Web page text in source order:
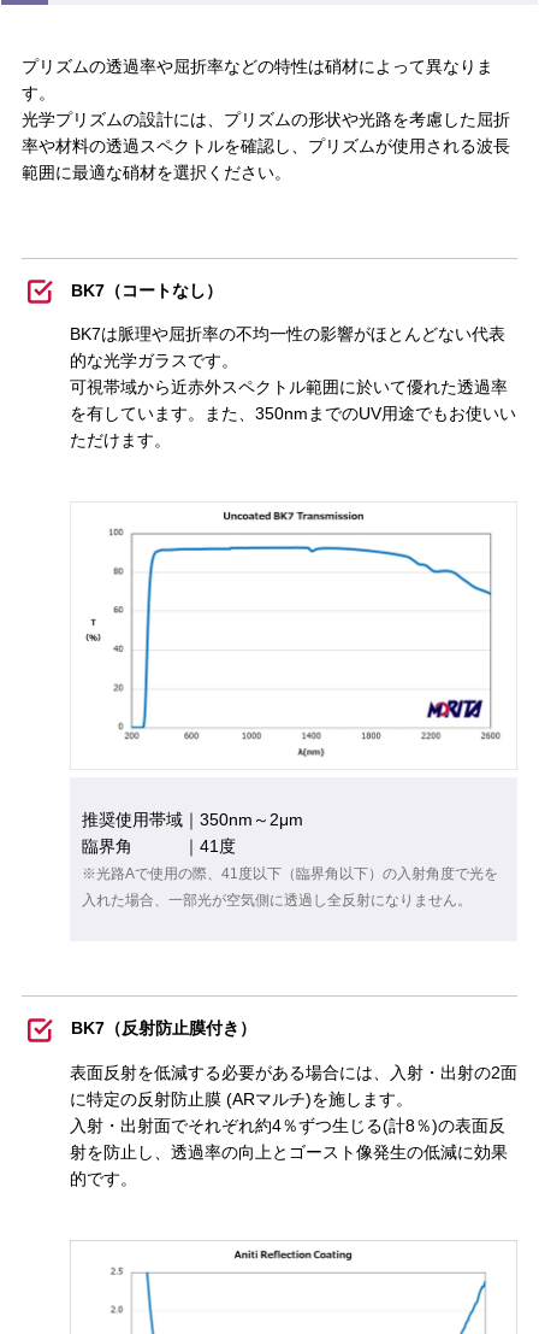
プリズムの透過率や屈折率などの特性は硝材によって異なりま
す。
光学プリズムの設計には、プリズムの形状や光路を考慮した屈折
率や材料の透過スペクトルを確認し、プリズムが使用される波長
範囲に最適な硝材を選択ください。
BK7（コートなし）
BK7は脈理や屈折率の不均一性の影響がほとんどない代表
的な光学ガラスです。
可視帯域から近赤外スペクトル範囲に於いて優れた透過率
を有しています。また、350nmまでのUV用途でもお使いい
ただけます。
推奨使用帯域｜350nm～2μm
臨界角 ｜41度
※光路Aで使用の際、41度以下（臨界角以下）の入射角度で光を
入れた場合、一部光が空気側に透過し全反射になりません。
BK7（反射防止膜付き）
表面反射を低減する必要がある場合には、入射・出射の2面
に特定の反射防止膜 (ARマルチ)を施します。
入射・出射面でそれぞれ約4％ずつ生じる(計8％)の表面反
射を防止し、透過率の向上とゴースト像発生の低減に効果
的です。